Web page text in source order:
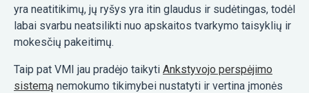
yra neatitikimų, jų ryšys yra itin glaudus ir sudėtingas, todėl
labai svarbu neatsilikti nuo apskaitos tvarkymo taisyklių ir
mokesčių pakeitimų.
Taip pat VMI jau pradėjo taikyti Ankstyvojo perspėjimo
sistemą nemokumo tikimybei nustatyti ir vertina įmonės